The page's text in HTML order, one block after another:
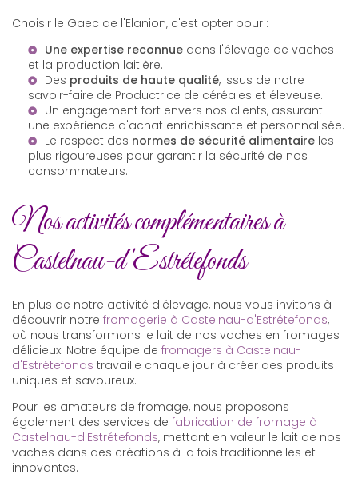
Choisir le Gaec de l'Elanion, c'est opter pour :
Une expertise reconnue dans l'élevage de vaches
et la production laitière.
Des produits de haute qualité, issus de notre
savoir-faire de Productrice de céréales et éleveuse.
Un engagement fort envers nos clients, assurant
une expérience d'achat enrichissante et personnalisée.
Le respect des normes de sécurité alimentaire les
plus rigoureuses pour garantir la sécurité de nos
consommateurs.
Nos activités complémentaires à
Castelnau-d'Estrétefonds
En plus de notre activité d'élevage, nous vous invitons à
découvrir notre fromagerie à Castelnau-d'Estrétefonds,
où nous transformons le lait de nos vaches en fromages
délicieux. Notre équipe de fromagers à Castelnau-
d'Estrétefonds travaille chaque jour à créer des produits
uniques et savoureux.
Pour les amateurs de fromage, nous proposons
également des services de fabrication de fromage à
Castelnau-d'Estrétefonds, mettant en valeur le lait de nos
vaches dans des créations à la fois traditionnelles et
innovantes.